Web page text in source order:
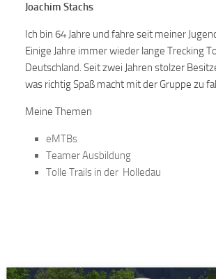
Joachim Stachs
Ich bin 64 Jahre und fahre seit meiner
Einige Jahre immer wieder lange Trecking
Deutschland. Seit zwei Jahren stolzer
was richtig Spaß macht mit der Gruppe zu
Meine Themen
eMTBs
Teamer Ausbildung
Tolle Trails in der Holledau